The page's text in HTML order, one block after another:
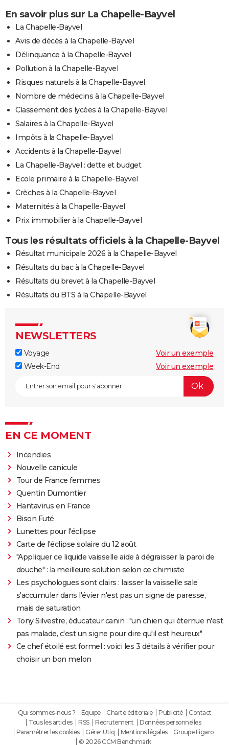
En savoir plus sur La Chapelle-Bayvel
La Chapelle-Bayvel
Avis de décès à la Chapelle-Bayvel
Délinquance à la Chapelle-Bayvel
Pollution à la Chapelle-Bayvel
Risques naturels à la Chapelle-Bayvel
Nombre de médecins à la Chapelle-Bayvel
Classement des lycées à la Chapelle-Bayvel
Salaires à la Chapelle-Bayvel
Impôts à la Chapelle-Bayvel
Accidents à la Chapelle-Bayvel
La Chapelle-Bayvel : dette et budget
Ecole primaire à la Chapelle-Bayvel
Crèches à la Chapelle-Bayvel
Maternités à la Chapelle-Bayvel
Prix immobilier à la Chapelle-Bayvel
Tous les résultats officiels à la Chapelle-Bayvel
Résultat municipale 2026 à la Chapelle-Bayvel
Résultats du bac à la Chapelle-Bayvel
Résultats du brevet à la Chapelle-Bayvel
Résultats du BTS à la Chapelle-Bayvel
NEWSLETTERS
Voyage
Voir un exemple
Week-End
Voir un exemple
EN CE MOMENT
Incendies
Nouvelle canicule
Tour de France femmes
Quentin Dumontier
Hantavirus en France
Bison Futé
Lunettes pour l'éclipse
Carte de l'éclipse solaire du 12 août
"Appliquer ce liquide vaisselle aide à dégraisser la paroi de
douche" : la meilleure solution selon ce chimiste
Les psychologues sont clairs : laisser la vaisselle sale
s'accumuler dans l'évier n'est pas un signe de paresse,
mais de saturation
Tony Silvestre, éducateur canin : "un chien qui éternue n'est
pas malade, c'est un signe pour dire qu'il est heureux"
Ce chef étoilé est formel : voici les 3 détails à vérifier pour
choisir un bon melon
Qui sommes-nous ? Equipe Charte éditoriale Publicité
Contact
Tous les articles
RSS Recrutement
Données personnelles
Paramétrer les cookies
Gérer Utiq Mentions légales
Groupe Figaro
© 2026 CCM Benchmark